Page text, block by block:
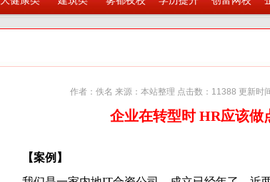
作者：佚名 来源：本站整理 点击数：11388 更新时
企业在转型时 HR应该做
【案例】